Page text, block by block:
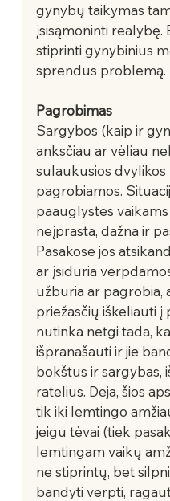
gynybų taikymas
įsisąmoninti realybę.
stiprinti gynybinius
sprendus problemą.
Pagrobimas
Sargybos (kaip ir
anksčiau ar vėliau
sulaukusios
pagrobiamos.
paauglystės
neįprasta, dažna ir
Pasakose jos
ar įsiduria
užburia ar pagrobia,
priežasčių iškeliauti į
nutinka netgi tada,
išpranašauti ir jie
bokštus ir sargybas,
ratelius. Deja, šios
tik iki lemtingo
jeigu tėvai (tiek
lemtingam vaikų
ne stiprintų, bet
bandyti verpti,